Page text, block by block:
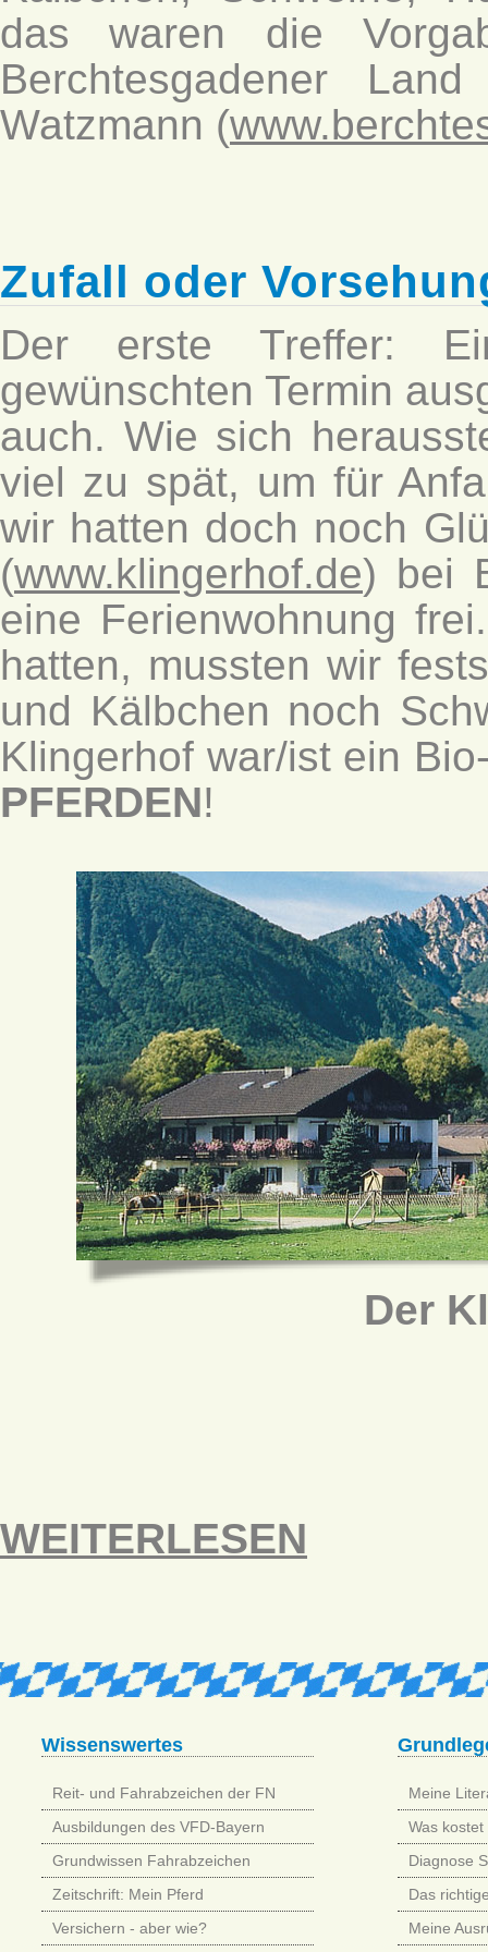
das waren die
Berchtesgadener
Watzmann (
Zufall oder
Der erste Treffer:
gewünschten Termin
auch. Wie sich
viel zu spät, um für
wir hatten doch noch
(www.klingerhof.de) bei
eine Ferienwohnung
hatten, mussten wir
und Kälbchen noch
Klingerhof war/ist ein
PFERDEN!
Der
WEITERLESEN
Wissenswertes
Reit- und Fahrabzeichen der FN
Ausbildungen des VFD-Bayern
Grundwissen Fahrabzeichen
Zeitschrift: Mein Pferd
Versichern - aber wie?
Meine
Was
Diagnose
Das
Meine